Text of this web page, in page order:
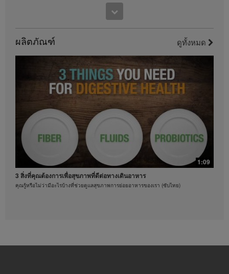
สามารถจำหน่ายหรือแสวงหากำไรจากการทำสำเนาและ
จัดจำหน่ายวิดีโอ การใช้รูปภาพ เสียง คำบรรยาย หรือ
บัญชีที่อยู่ในวิดีโอโดยไม่ได้รับความยินยอมเป็นลาย
ลักษณ์อักษรอย่างชัดเจนจาก เฮอร์บาไลฟ์ อินเตอร์
เนชั่นแนล ออฟ อเมริกาอิงค์ เป็นสิ่งต้องห้ามอย่าง
เคร่งครัด เฮอร์บาไลฟ์อาจขอให้คุณหยุดการใช้งานวิดีโอ
ออกกำลังกายด้วยท่าบริหารแบบผสม
3 วิธีดูแลสุขภาพหัวใจ
งานฉลองครบรอบ 35 ปี ของเพรสซิเด้นท์ ทีม ซัมมิท
เป็นส่วนหนึ่งของการเฉลิมฉลอง
ผลิตภัณฑ์ ดูทั้งหมด
1:09
3 สิ่งที่คุณต้องการเพื่อสุขภาพที่ดีต่อทางเดินอาหาร
คุณรู้หรือไม่ว่ามีอะไรบ้างที่ช่วยดูแลสุขภาพการย่อยอาหารของเรา (ซับไทย)